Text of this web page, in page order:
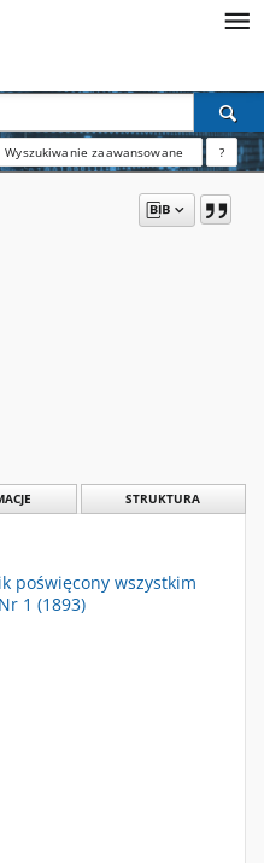
Wyszukiwanie zaawansowane ?
STRUKTURA
poświęcony wszystkim
1 (1893)